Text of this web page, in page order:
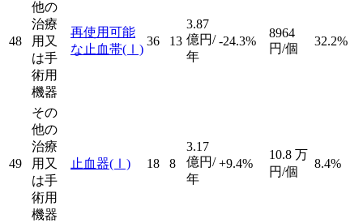
48
他の
治療
用又
は手
術用
機器
再使用可能
な止血帯(Ⅰ)
36 13
3.87
億円/
年
-24.3%
8964
円/個
32.2%
49
その
他の
治療
用又
は手
術用
機器
止血器(Ⅰ) 18 8
3.17
億円/
年
+9.4%
10.8 万
円/個
8.4%